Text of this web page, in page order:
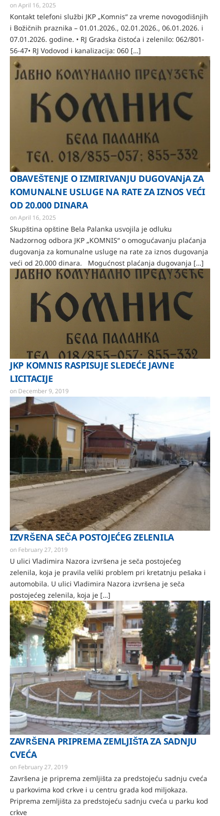
onApril 16, 2025
Kontakt telefoni službi JKP „Komnis“ za vreme novogodišnjih
i Božičnih praznika – 01.01.2026., 02.01.2026., 06.01.2026. i
07.01.2026. godine. • RJ Gradska čistoća i zelenilo: 062/801-
56-47• RJ Vodovod i kanalizacija: 060 […]
OBAVEŠTENJE O IZMIRIVANJU DUGOVANjA ZA
KOMUNALNE USLUGE NA RATE ZA IZNOS VEĆI
OD 20.000 DINARA
onApril 16, 2025
Skupština opštine Bela Palanka usvojila je odluku
Nadzornog odbora JKP „KOMNIS“ o omogućavanju plaćanja
dugovanja za komunalne usluge na rate za iznos dugovanja
veći od 20.000 dinara. Mogućnost plaćanja dugovanja […]
JKP KOMNIS RASPISUJE SLEDEĆE JAVNE
LICITACIJE
on December 9, 2019
IZVRŠENA SEČA POSTOJEĆEG ZELENILA
on February 27, 2019
U ulici Vladimira Nazora izvršena je seča postojećeg
zelenila, koja je pravila veliki problem pri kretatnju pešaka i
automobila. U ulici Vladimira Nazora izvršena je seča
postojećeg zelenila, koja je […]
ZAVRŠENA PRIPREMA ZEMLJIŠTA ZA SADNJU
CVEĆA
on February 27, 2019
Završena je priprema zemljišta za predstojeću sadnju cveća
u parkovima kod crkve i u centru grada kod miljokaza.
Priprema zemljišta za predstojeću sadnju cveća u parku kod
crkve